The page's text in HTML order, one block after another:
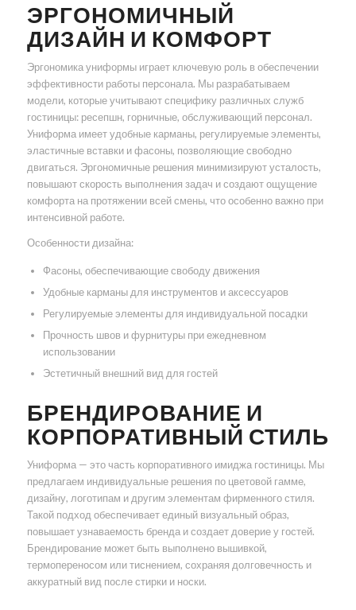
ЭРГОНОМИЧНЫЙ
ДИЗАЙН И КОМФОРТ
Эргономика униформы играет ключевую роль в обеспечении
эффективности работы персонала. Мы разрабатываем
модели, которые учитывают специфику различных служб
гостиницы: ресепшн, горничные, обслуживающий персонал.
Униформа имеет удобные карманы, регулируемые элементы,
эластичные вставки и фасоны, позволяющие свободно
двигаться. Эргономичные решения минимизируют усталость,
повышают скорость выполнения задач и создают ощущение
комфорта на протяжении всей смены, что особенно важно при
интенсивной работе.
Особенности дизайна:
Фасоны, обеспечивающие свободу движения
Удобные карманы для инструментов и аксессуаров
Регулируемые элементы для индивидуальной посадки
Прочность швов и фурнитуры при ежедневном
использовании
Эстетичный внешний вид для гостей
БРЕНДИРОВАНИЕ И
КОРПОРАТИВНЫЙ СТИЛЬ
Униформа — это часть корпоративного имиджа гостиницы. Мы
предлагаем индивидуальные решения по цветовой гамме,
дизайну, логотипам и другим элементам фирменного стиля.
Такой подход обеспечивает единый визуальный образ,
повышает узнаваемость бренда и создает доверие у гостей.
Брендирование может быть выполнено вышивкой,
термопереносом или тиснением, сохраняя долговечность и
аккуратный вид после стирки и носки.